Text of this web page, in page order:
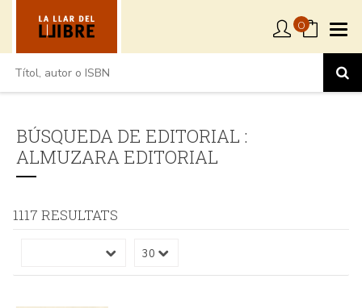
0
BÚSQUEDA DE EDITORIAL :
ALMUZARA EDITORIAL
1117 RESULTATS